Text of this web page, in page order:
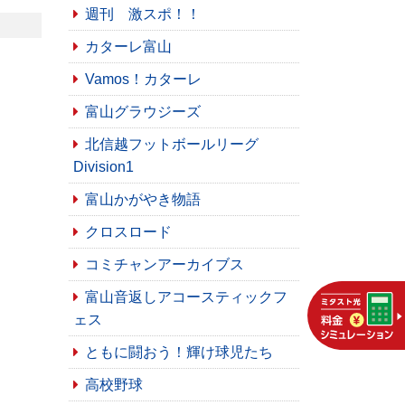
週刊 激スポ！！
カターレ富山
Vamos！カターレ
富山グラウジーズ
北信越フットボールリーグ
Division1
富山かがやき物語
クロスロード
コミチャンアーカイブス
富山音返しアコースティックフ
ェス
ともに闘おう！輝け球児たち
高校野球